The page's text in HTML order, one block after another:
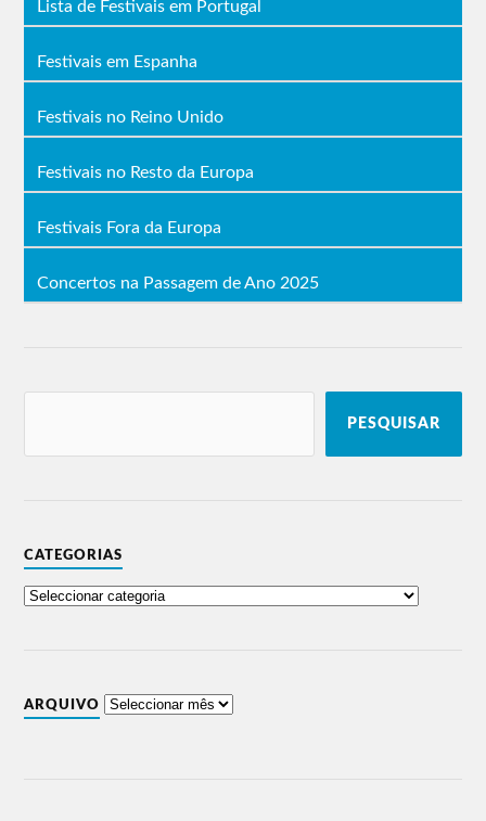
Lista de Festivais em Portugal
Festivais em Espanha
Festivais no Reino Unido
Festivais no Resto da Europa
Festivais Fora da Europa
Concertos na Passagem de Ano 2025
PESQUISAR
CATEGORIAS
ARQUIVO